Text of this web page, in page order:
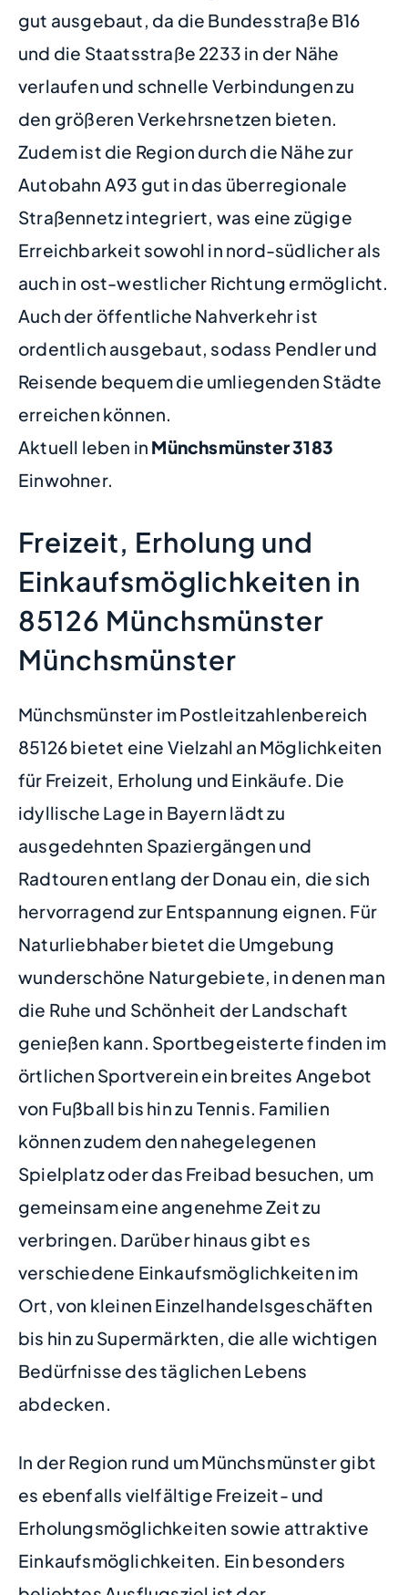
gut ausgebaut, da die Bundesstraße B16
und die Staatsstraße 2233 in der Nähe
verlaufen und schnelle Verbindungen zu
den größeren Verkehrsnetzen bieten.
Zudem ist die Region durch die Nähe zur
Autobahn A93 gut in das überregionale
Straßennetz integriert, was eine zügige
Erreichbarkeit sowohl in nord-südlicher als
auch in ost-westlicher Richtung ermöglicht.
Auch der öffentliche Nahverkehr ist
ordentlich ausgebaut, sodass Pendler und
Reisende bequem die umliegenden Städte
erreichen können.
Aktuell leben in Münchsmünster3183
Einwohner.
Freizeit, Erholung und
Einkaufsmöglichkeiten in
85126 Münchsmünster
Münchsmünster
Münchsmünster im Postleitzahlenbereich
85126 bietet eine Vielzahl an Möglichkeiten
für Freizeit, Erholung und Einkäufe. Die
idyllische Lage in Bayern lädt zu
ausgedehnten Spaziergängen und
Radtouren entlang der Donau ein, die sich
hervorragend zur Entspannung eignen. Für
Naturliebhaber bietet die Umgebung
wunderschöne Naturgebiete, in denen man
die Ruhe und Schönheit der Landschaft
genießen kann. Sportbegeisterte finden im
örtlichen Sportverein ein breites Angebot
von Fußball bis hin zu Tennis. Familien
können zudem den nahegelegenen
Spielplatz oder das Freibad besuchen, um
gemeinsam eine angenehme Zeit zu
verbringen. Darüber hinaus gibt es
verschiedene Einkaufsmöglichkeiten im
Ort, von kleinen Einzelhandelsgeschäften
bis hin zu Supermärkten, die alle wichtigen
Bedürfnisse des täglichen Lebens
abdecken.
In der Region rund um Münchsmünster gibt
es ebenfalls vielfältige Freizeit- und
Erholungsmöglichkeiten sowie attraktive
Einkaufsmöglichkeiten. Ein besonders